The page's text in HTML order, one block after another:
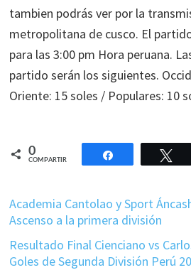
tambien podrás ver por la
metropolitana de cusco. El
para las 3:00 pm Hora peruana.
partido serán los siguientes.
Oriente: 15 soles / Populares: 10
0
COMPARTIR
Compartir
Academia Cantolao y Sport
Ascenso a la primera división
Resultado Final Cienciano vs
Goles de Segunda División Perú